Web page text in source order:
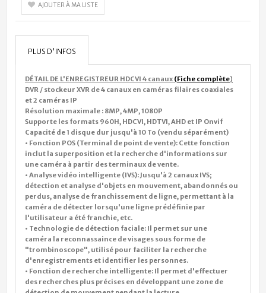
AJOUTER À MA LISTE
PLUS D'INFOS
DÉTAIL DE L'ENREGISTREUR HDCVI 4 canaux (Fiche complète)
DVR / stockeur XVR de 4 canaux en caméras filaires coaxiales
et 2 caméras IP
Résolution maximale : 8MP, 4MP, 1080P
Supporte les formats 960H, HDCVI, HDTVI, AHD et IP Onvif
Capacité de 1 disque dur jusqu'à 10 To (vendu séparément)
• Fonction POS (Terminal de point de vente): Cette fonction
inclut la superposition et la recherche d'informations sur
une caméra à partir des terminaux de vente.
• Analyse vidéo intelligente (IVS): Jusqu'à 2 canaux IVS;
détection et analyse d'objets en mouvement, abandonnés ou
perdus, analyse de franchissement de ligne, permettant à la
caméra de détecter lorsqu'une ligne prédéfinie par
l'utilisateur a été franchie, etc.
• Technologie de détection faciale: Il permet sur une
caméra la reconnassaince de visages sous forme de
"trombinoscope", utilisé pour faciliter la recherche
d'enregistrements et identifier les personnes.
• Fonction de recherche intelligente: Il permet d'effectuer
des recherches plus précises en développant une zone de